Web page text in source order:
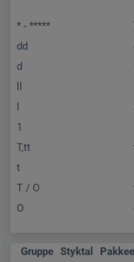
* - *****
dd
d
1
T,tt
t
T / O
O
Gruppe Styktal